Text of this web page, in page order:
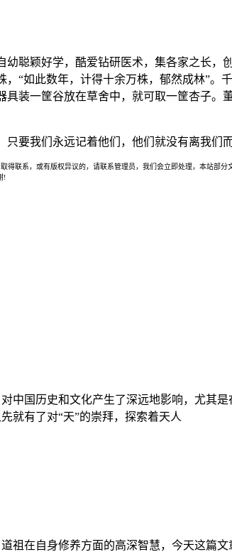
聪颖好学，酷爱钻研医术，集各家之长
“如此数年，计得十余万株，郁然成林”
装一筐谷放在草舍中，就可取一筐杏子。
要我们永远记着他们，他们就没有离我们
联系，或有版权异议的，请联系管理员，我们会立即处理，本站部
!
中国历史和文化产生了深远地影响，尤其
就有了对“天”的崇拜，探索着天人
祖在自身修养方面的高深智慧，今天这篇